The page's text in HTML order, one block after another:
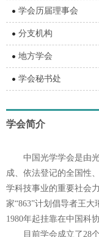
学会历届理事会
分支机构
地方学会
学会秘书处
学会简介
中国光学学会是由
成、依法登记的全国性
学科技事业的重要社会
家“863”计划倡导者王大
1980年起挂靠在中国科协
目前学会成立了28